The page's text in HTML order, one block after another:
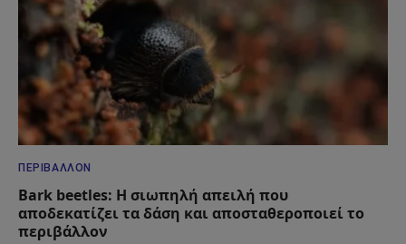
ΠΕΡΙΒΆΛΛΟΝ
Bark beetles: Η σιωπηλή απειλή που
αποδεκατίζει τα δάση και αποσταθεροποιεί το
περιβάλλον